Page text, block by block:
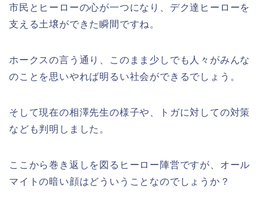
市民とヒーローの心が一つになり、デク達ヒーローを
支える土壌ができた瞬間ですね。
ホークスの言う通り、このまま少しでも人々がみんな
のことを思いやれば明るい社会ができるでしょう。
そして現在の相澤先生の様子や、トガに対しての対策
なども判明しました。
ここから巻き返しを図るヒーロー陣営ですが、オール
マイトの暗い顔はどういうことなのでしょうか？